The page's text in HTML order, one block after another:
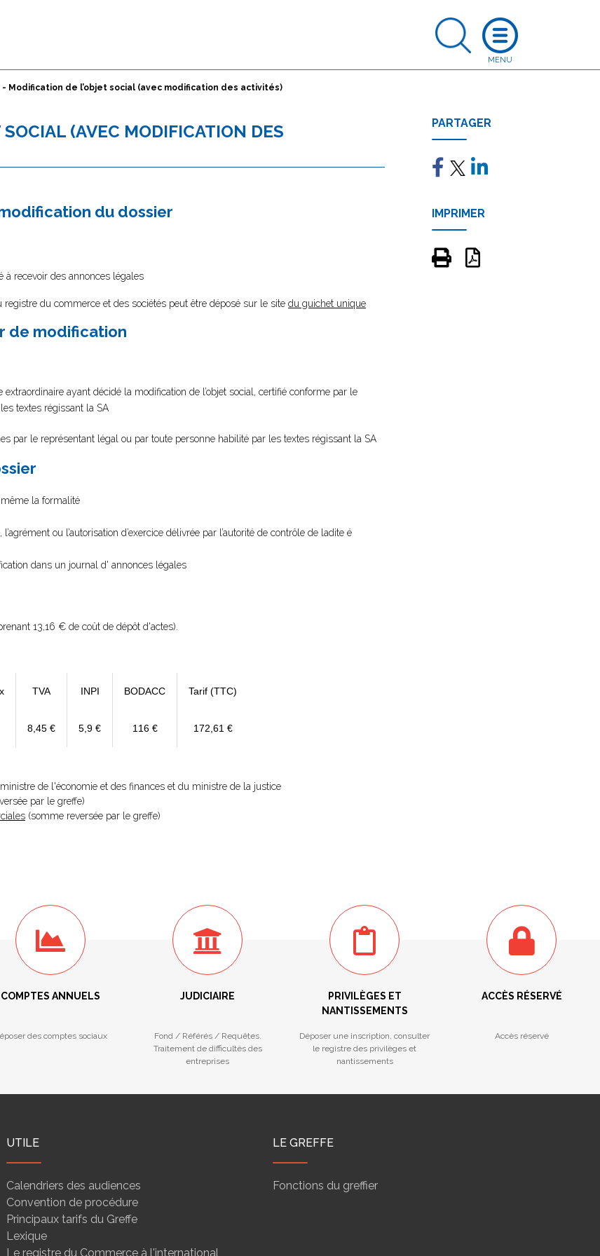
- Modification de l’objet social (avec modification des activités)
(AVEC MODIFICATION DES
du dossier
recevoir des annonces légales
du commerce et des sociétés peut être déposé sur le site du guichet unique
de modification
ayant décidé la modification de l’objet social, certifié conforme par le
textes régissant la SA
par le représentant légal ou par toute personne habilité par les textes régissant la SA
même la formalité
ou l’autorisation d’exercice délivrée par l’autorité de contrôle de ladite é
dans un journal d' annonces légales
13,16 € de coût de dépôt d'actes).
TVA INPI BODACC Tarif (TTC)
8,45 € 5,9 € 116 € 172,61 €
de l'économie et des finances et du ministre de la justice
par le greffe)
(somme reversée par le greffe)
PARTAGER
IMPRIMER
COMPTES ANNUELS
des comptes sociaux
JUDICIAIRE
Fond / Référés / Requêtes.
Traitement de difficultés des
entreprises
PRIVILÈGES ET
NANTISSEMENTS
Déposer une inscription, consulter
le registre des privilèges et
nantissements
ACCÈS RÉSERVÉ
Accès réservé
UTILE
Calendriers des audiences
Convention de procédure
Principaux tarifs du Greffe
Lexique
Le registre du Commerce à l'international
LE GREFFE
Fonctions du greffier